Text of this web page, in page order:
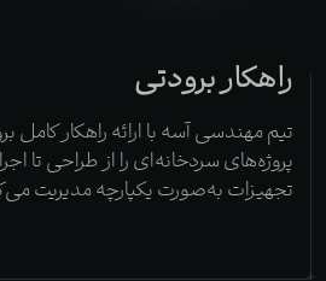
راهکار برودتی
تیم مهندسی آسه با ارائه راهکار کامل
پروژه‌های سردخانه‌ای را از طراحی تا
تجهیزات به‌صورت یکپارچه مدیریت